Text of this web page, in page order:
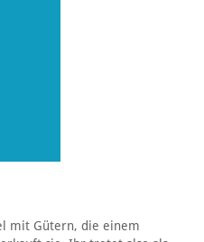
mit Gütern, die einem